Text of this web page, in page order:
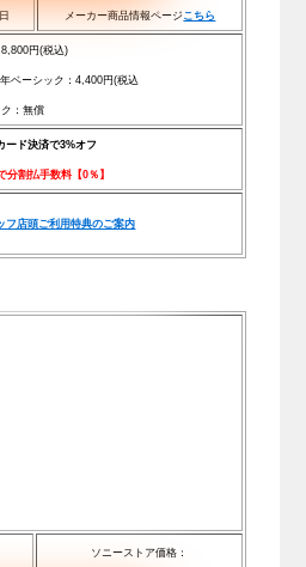
メーカー商品情報ページこちら
8,800円(税込)
ベーシック：4,400円(税込
：無償
ード決済で3%オフ
分割払手数料【0％】
フ店頭ご利用特典のご案内
ソニーストア価格：